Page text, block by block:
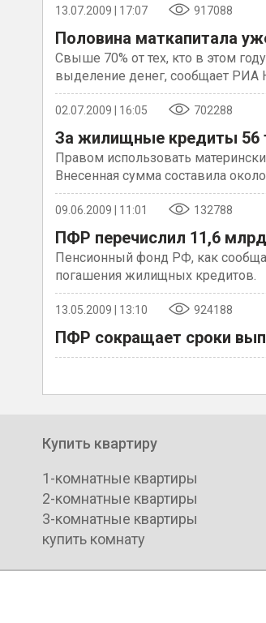
13.07.2009 | 17:07 917088
Половина маткапитала
Свыше 70% от тех, кто в этом
выделение денег, сообщает РИА
02.07.2009 | 16:05 702288
За жилищные кредиты 56
Правом использовать
Внесенная сумма составила
09.06.2009 | 11:01 132788
ПФР перечислил 11,6
Пенсионный фонд РФ, как
погашения жилищных кредитов.
13.05.2009 | 13:10 924188
ПФР сокращает сроки
Купить квартиру
1-комнатные квартиры
2-комнатные квартиры
3-комнатные квартиры
купить комнату